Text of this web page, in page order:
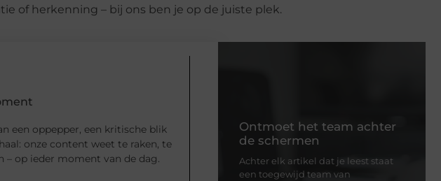
of herkenning – bij ons ben je op de juiste plek.
een oppepper, een kritische blik
onze content weet te raken, te
– op ieder moment van de dag.
Ontmoet het team achter
de schermen
Achter elk artikel dat je leest staat
een toegewijd team van